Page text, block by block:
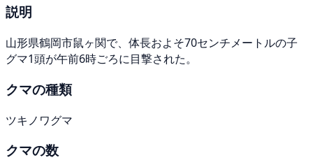
説明
山形県鶴岡市鼠ヶ関で、体長およそ70センチメートルの子
グマ1頭が午前6時ごろに目撃された。
クマの種類
ツキノワグマ
クマの数